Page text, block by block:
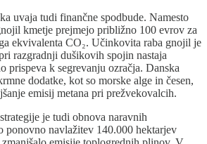
uvaja tudi finančne spodbude. Namesto
kmetje prejmejo približno 100 evrov za
ekvivalenta CO₂. Učinkovita raba gnojil je
razgradnji dušikovih spojin nastaja
prispeva k segrevanju ozračja. Danska
dodatke, kot so morske alge in česen,
emisij metana pri prežvekovalcih.
je tudi obnova naravnih
ponovno navlažitev 140.000 hektarjev